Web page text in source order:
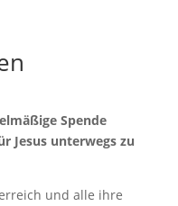
Spende
Jesus unterwegs zu
und alle ihre